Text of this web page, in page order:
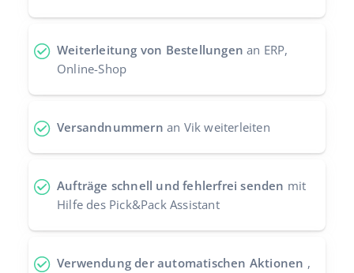
Weiterleitung von Bestellungen an ERP,
Online-Shop
Versandnummern an Vik weiterleiten
Aufträge schnell und fehlerfrei senden mit
Hilfe des Pick&Pack Assistant
Verwendung der automatischen Aktionen ,